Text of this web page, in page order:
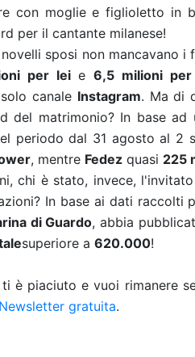
con moglie e figlioletto in
per il cantante milanese!
sposi non mancavano
per leie6,5 milioni
canale Instagram. Ma di
del matrimonio? In base
periodo dal 31 agosto al 2
, mentre Fedez quasi 225
chi è stato, invece,
In base ai dati raccolti
di Guardo, abbia
superiore a 620.000!
è piaciuto e vuoi rimanere
Newsletter gratuita.